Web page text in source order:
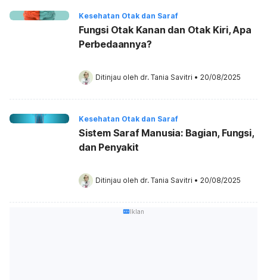
Kesehatan Otak dan Saraf
Fungsi Otak Kanan dan Otak Kiri, Apa
Perbedaannya?
Ditinjau oleh dr. Tania Savitri • 20/08/2025
Kesehatan Otak dan Saraf
Sistem Saraf Manusia: Bagian, Fungsi,
dan Penyakit
Ditinjau oleh dr. Tania Savitri • 20/08/2025
Iklan